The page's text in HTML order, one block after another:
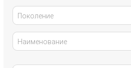
Rivian
Volkswagen
Zeekr
Поколение
Наименование